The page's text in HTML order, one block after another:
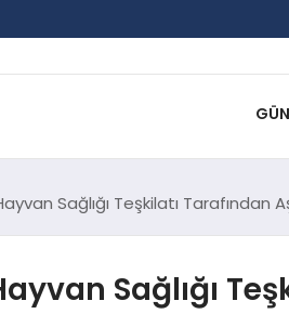
Sağlığı Teşkilatı Tarafından
Sağlığı